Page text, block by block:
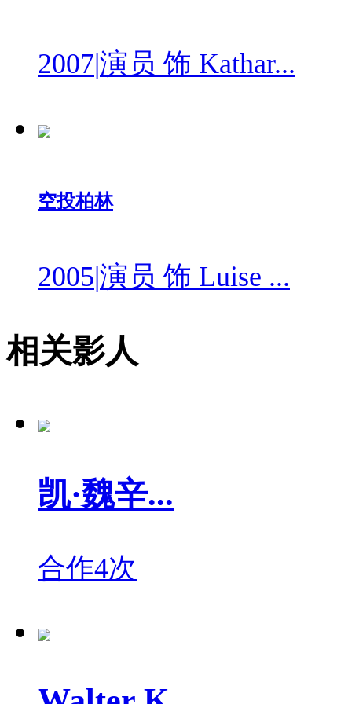
2007|演员 饰 Kathar...
空投柏林
2005|演员 饰 Luise ...
相关影人
凯·魏辛...
合作4次